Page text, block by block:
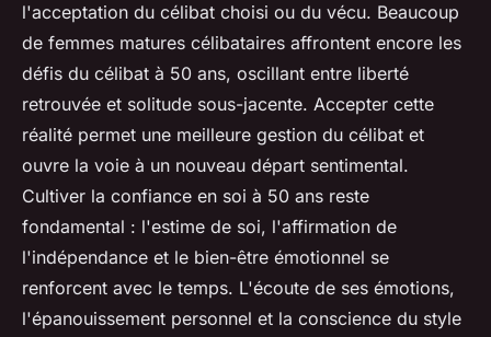
l'acceptation du célibat choisi ou du vécu. Beaucoup
de femmes matures célibataires affrontent encore les
défis du célibat à 50 ans, oscillant entre liberté
retrouvée et solitude sous-jacente. Accepter cette
réalité permet une meilleure gestion du célibat et
ouvre la voie à un nouveau départ sentimental.
Cultiver la confiance en soi à 50 ans reste
fondamental : l'estime de soi, l'affirmation de
l'indépendance et le bien-être émotionnel se
renforcent avec le temps. L'écoute de ses émotions,
l'épanouissement personnel et la conscience du style